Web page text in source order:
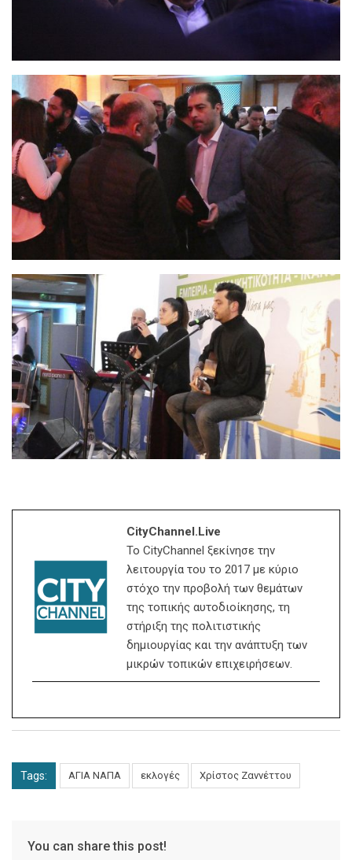
CityChannel.live
Το CityChannel ξεκίνησε την
λειτουργία του το 2017 με κύριο
στόχο την προβολή των θεμάτων
της τοπικής αυτοδιοίκησης, τη
στήριξη της πολιτιστικής
δημιουργίας και την ανάπτυξη των
μικρών τοπικών επιχειρήσεων.
Tags: ΑΓΙΑ ΝΑΠΑ εκλογές Χρίστος Ζαννέττου
You can share this post!